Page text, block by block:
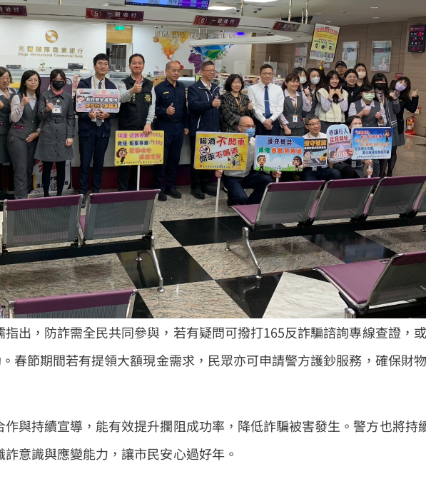
出，防詐需全民共同參與，若有疑問可撥打165反詐騙諮詢專線查證，或
春節期間若有提領大額現金需求，民眾亦可申請警方護鈔服務，確保財物
與持續宣導，能有效提升攔阻成功率，降低詐騙被害發生。警方也將持
意識與應變能力，讓市民安心過好年。